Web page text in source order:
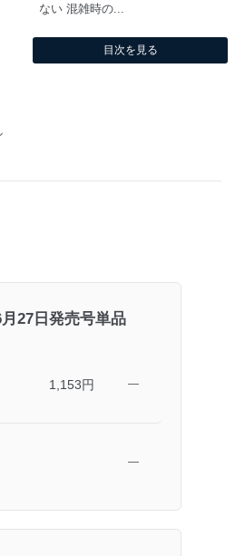
ない 混雑時の...
目次を見る
27日発売号単品
1,153円 ―
―